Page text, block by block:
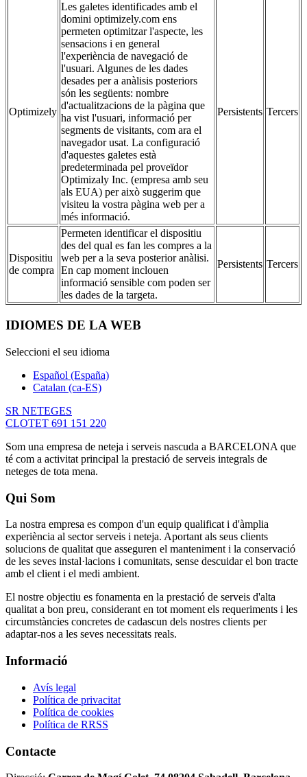
Optimizely
Les galetes identificades amb el
domini optimizely.com ens
permeten optimitzar l'aspecte, les
sensacions i en general
l'experiència de navegació de
l'usuari. Algunes de les dades
desades per a anàlisis posteriors
són les següents: nombre
d'actualitzacions de la pàgina que
ha vist l'usuari, informació per
segments de visitants, com ara el
navegador usat. La configuració
d'aquestes galetes està
predeterminada pel proveïdor
Optimizaly Inc. (empresa amb seu
als EUA) per això suggerim que
visiteu la vostra pàgina web per a
més informació.
Persistents Tercers
Dispositiu
de compra
Permeten identificar el dispositiu
des del qual es fan les compres a la
web per a la seva posterior anàlisi.
En cap moment inclouen
informació sensible com poden ser
les dades de la targeta.
Persistents Tercers
IDIOMES DE LA WEB
Seleccioni el seu idioma
Español (España)
Catalan (ca-ES)
SR NETEGES
CLOTET 691 151 220
Som una empresa de neteja i serveis nascuda a BARCELONA que
té com a activitat principal la prestació de serveis integrals de
neteges de tota mena.
Qui Som
La nostra empresa es compon d'un equip qualificat i d'àmplia
experiència al sector serveis i neteja. Aportant als seus clients
solucions de qualitat que asseguren el manteniment i la conservació
de les seves instal·lacions i comunitats, sense descuidar el bon tracte
amb el client i el medi ambient.
El nostre objectiu es fonamenta en la prestació de serveis d'alta
qualitat a bon preu, considerant en tot moment els requeriments i les
circumstàncies concretes de cadascun dels nostres clients per
adaptar-nos a les seves necessitats reals.
Informació
Avís legal
Política de privacitat
Política de cookies
Política de RRSS
Contacte